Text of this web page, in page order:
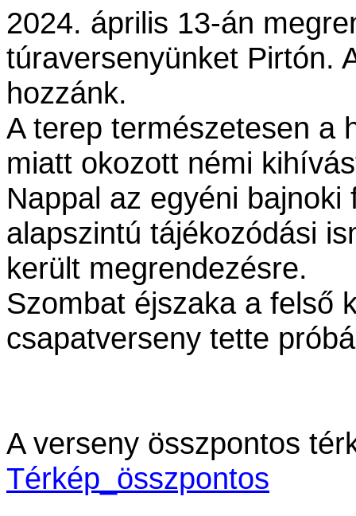
2024. április 13-án
túraversenyünket Pirtón.
hozzánk.
A terep természetesen a
miatt okozott némi
Nappal az egyéni
alapszintú tájékozódási
került megrendezésre.
Szombat éjszaka a felső
csapatverseny tette
A verseny összpontos
Térkép_összpontos